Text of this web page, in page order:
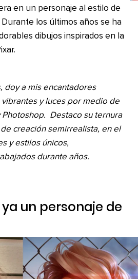
en un personaje al estilo de
los últimos años se ha
dibujos inspirados en la
doy a mis encantadores
y luces por medio de
Photoshop. Destaco su ternura
creación semirrealista, en el
y estilos únicos,
durante años.
ya un personaje de